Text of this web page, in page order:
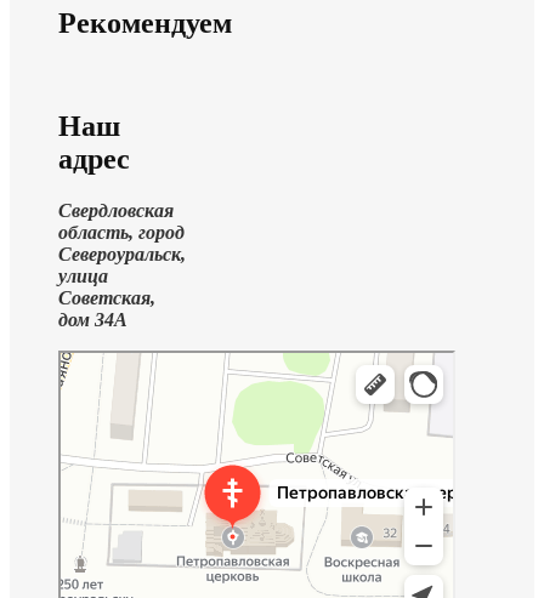
Рекомендуем
Наш
адрес
Свердловская
область, город
Североуральск,
улица
Советская,
дом 34А